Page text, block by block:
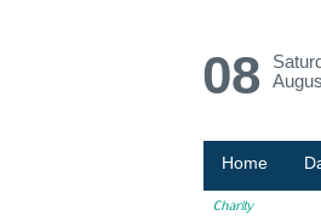
08
Home
Charity